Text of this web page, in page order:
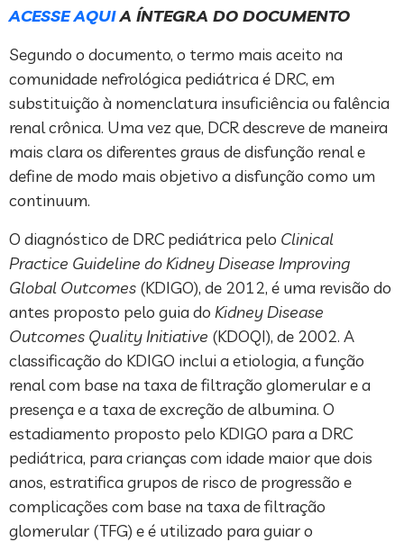
ACESSE AQUIA ÍNTEGRA DO DOCUMENTO
Segundo o documento, o termo mais aceito na
comunidade nefrológica pediátrica é DRC, em
substituição à nomenclatura insuficiência ou falência
renal crônica. Uma vez que, DCR descreve de maneira
mais clara os diferentes graus de disfunção renal e
define de modo mais objetivo a disfunção como um
continuum.
O diagnóstico de DRC pediátrica pelo Clinical
Practice Guideline do Kidney Disease Improving
Global Outcomes (KDIGO), de 2012, é uma revisão do
antes proposto pelo guia do Kidney Disease
Outcomes Quality Initiative (KDOQI), de 2002. A
classificação do KDIGO inclui a etiologia, a função
renal com base na taxa de filtração glomerular e a
presença e a taxa de excreção de albumina. O
estadiamento proposto pelo KDIGO para a DRC
pediátrica, para crianças com idade maior que dois
anos, estratifica grupos de risco de progressão e
complicações com base na taxa de filtração
glomerular (TFG) e é utilizado para guiar o